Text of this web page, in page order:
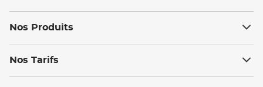
Nos Produits
Nos Tarifs